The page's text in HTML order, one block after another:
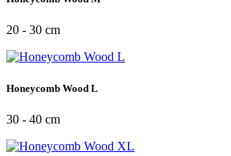
20 - 30 cm
Honeycomb Wood L
30 - 40 cm